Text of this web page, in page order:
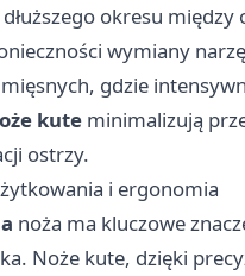
okresu między
wymiany
mięsnych, gdzie
kute minimalizują
ostrzy.
i ergonomia
noża ma kluczowe
Noże kute, dzięki